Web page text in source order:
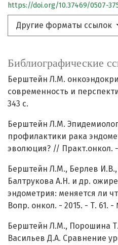
https://doi.org/10.37469/0507-
Другие форматы ссылок
Библиографические
Берштейн Л.М.
современность и
343 с.
Берштейн Л.М.
профилактики рака
эволюция? // Практ.онкол.
Берштейн Л.М., Берлев И.В.,
Балтрукова А.Н. и др.
эндометрия: меняется ли
Вопр. онкол. - 2015. - Т. 61.
Берштейн Л.М., Порошина
Васильев Д.А. Сравнение